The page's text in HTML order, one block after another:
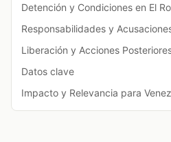
Detención y Condiciones en El
Responsabilidades y
Liberación y Acciones
Datos clave
Impacto y Relevancia para